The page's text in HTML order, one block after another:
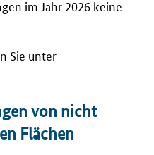
im Jahr 2026 keine
Sie unter
von nicht
Flächen